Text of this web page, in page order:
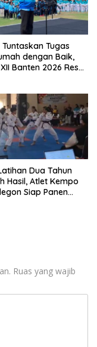
Tuntaskan Tugas
dengan Baik,
Banten 2026 Resmi
Dua Tahun
Hasil, Atlet Kempo
Siap Panen
Ruas yang wajib